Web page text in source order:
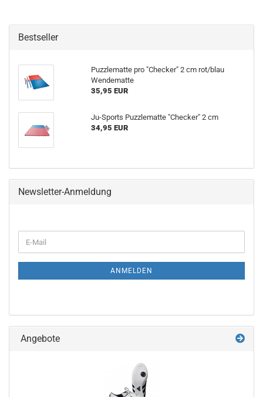
Bestseller
Puzzlematte pro "Checker" 2 cm rot/blau
Wendematte
35,95 EUR
Ju-Sports Puzzlematte "Checker" 2 cm
34,95 EUR
Newsletter-Anmeldung
ZUR
E-
Mail
ANMELDEN
Angebote